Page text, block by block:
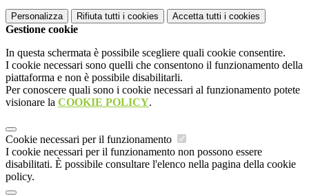
Personalizza Rifiuta tutti i cookies Accetta tutti i cookies
Gestione cookie
In questa schermata è possibile scegliere quali cookie consentire.
I cookie necessari sono quelli che consentono il funzionamento della
piattaforma e non è possibile disabilitarli.
Per conoscere quali sono i cookie necessari al funzionamento potete
visionare la COOKIE POLICY.
Cookie necessari per il funzionamento
I cookie necessari per il funzionamento non possono essere
disabilitati. È possibile consultare l'elenco nella pagina della cookie
policy.